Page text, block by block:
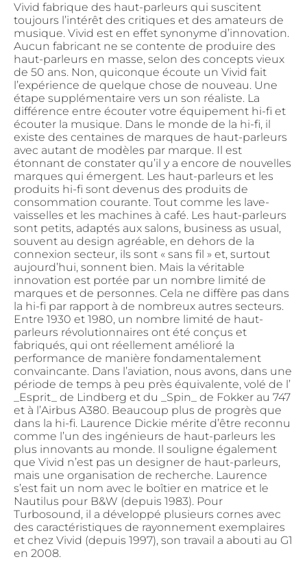
Vivid fabrique des haut-parleurs qui suscitent
toujours l’intérêt des critiques et des amateurs de
musique. Vivid est en effet synonyme d’innovation.
Aucun fabricant ne se contente de produire des
haut-parleurs en masse, selon des concepts vieux
de 50 ans. Non, quiconque écoute un Vivid fait
l’expérience de quelque chose de nouveau. Une
étape supplémentaire vers un son réaliste. La
différence entre écouter votre équipement hi-fi et
écouter la musique. Dans le monde de la hi-fi, il
existe des centaines de marques de haut-parleurs
avec autant de modèles par marque. Il est
étonnant de constater qu’il y a encore de nouvelles
marques qui émergent. Les haut-parleurs et les
produits hi-fi sont devenus des produits de
consommation courante. Tout comme les lave-
vaisselles et les machines à café. Les haut-parleurs
sont petits, adaptés aux salons, business as usual,
souvent au design agréable, en dehors de la
connexion secteur, ils sont « sans fil » et, surtout
aujourd’hui, sonnent bien. Mais la véritable
innovation est portée par un nombre limité de
marques et de personnes. Cela ne diffère pas dans
la hi-fi par rapport à de nombreux autres secteurs.
Entre 1930 et 1980, un nombre limité de haut-
parleurs révolutionnaires ont été conçus et
fabriqués, qui ont réellement amélioré la
performance de manière fondamentalement
convaincante. Dans l’aviation, nous avons, dans une
période de temps à peu près équivalente, volé de l’
_Esprit_ de Lindberg et du _Spin_ de Fokker au 747
et à l’Airbus A380. Beaucoup plus de progrès que
dans la hi-fi. Laurence Dickie mérite d’être reconnu
comme l’un des ingénieurs de haut-parleurs les
plus innovants au monde. Il souligne également
que Vivid n’est pas un designer de haut-parleurs,
mais une organisation de recherche. Laurence
s’est fait un nom avec le boîtier en matrice et le
Nautilus pour B&W (depuis 1983). Pour
Turbosound, il a développé plusieurs cornes avec
des caractéristiques de rayonnement exemplaires
et chez Vivid (depuis 1997), son travail a abouti au G1
en 2008.